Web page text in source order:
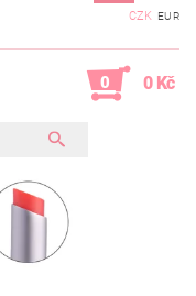
CZK EUR
0 0 Kč